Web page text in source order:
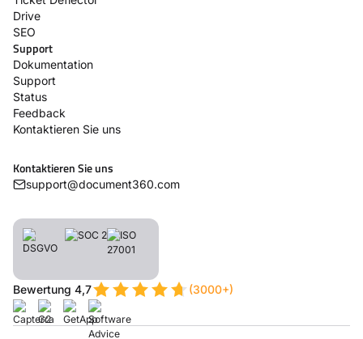
Drive
SEO
Support
Dokumentation
Support
Status
Feedback
Kontaktieren Sie uns
Kontaktieren Sie uns
support@document360.com
Bewertung 4,7 (3000+)